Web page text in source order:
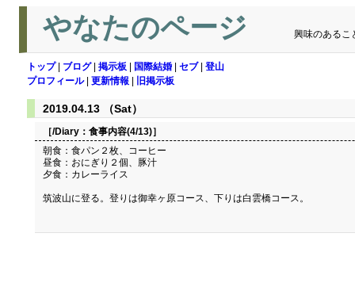
やなたのページ 興味のあるこ
トップ| ブログ| 掲示板 国際結婚 セブ| 登山
プロフィール| 更新情報 旧掲示板
2019.04.13 （Sat）
［/Diary： 食事内容(4/13)］
朝食：食パン２枚、コーヒー
昼食：おにぎり２個、豚汁
夕食：カレーライス
筑波山に登る。登りは御幸ヶ原コース、下りは白雲橋コース。